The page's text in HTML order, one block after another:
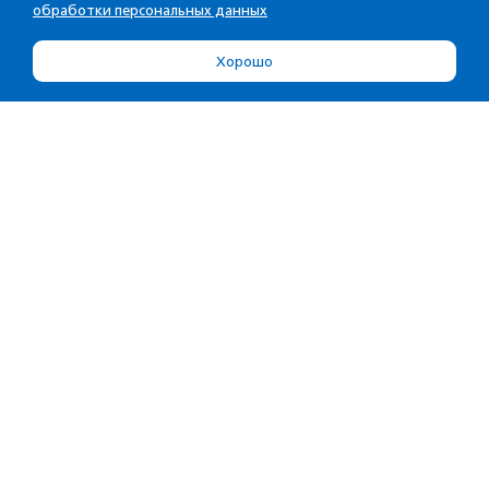
обработки персональных данных
Хорошо